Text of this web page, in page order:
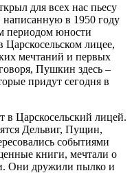
для всех нас пьесу
в 1950 году
периодом юности
лицее,
мечтаний и первых
Пушкин здесь –
придут сегодня в
в Царскосельский лицей.
Дельвиг, Пущин,
событиями
книги, мечтали о
Они дружили пылко и